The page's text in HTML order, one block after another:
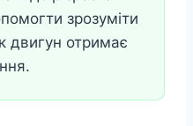
зрозуміти
двигун отримає